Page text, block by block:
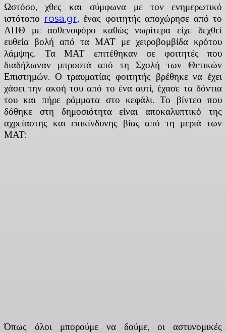
Ωστόσο, χθες και σύμφωνα με τον ενημερωτικό
ιστότοπο rosa.gr, ένας φοιτητής αποχώρησε από το
ΑΠΘ με ασθενοφόρο καθώς νωρίτερα είχε δεχθεί
ευθεία βολή από τα ΜΑΤ με χειροβομβίδα κρότου
λάμψης. Τα ΜΑΤ επιτέθηκαν σε φοιτητές που
διαδήλωναν μπροστά από τη Σχολή των Θετικών
Επιστημών. Ο τραυματίας φοιτητής βρέθηκε να έχει
χάσει την ακοή του από το ένα αυτί, έχασε τα δόντια
του και πήρε ράμματα στο κεφάλι. Το βίντεο που
δόθηκε στη δημοσιότητα είναι αποκαλυπτικό της
αχρείαστης και επικίνδυνης βίας από τη μεριά των
ΜΑΤ:
Όπως όλοι μπορούμε να δούμε, οι αστυνομικές